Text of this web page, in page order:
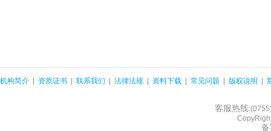
机构简介 资质证书 联系我们 法律法规 资料下载 常见问题 版权说明
客服热线